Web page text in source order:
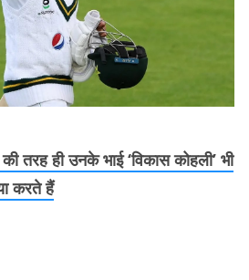
की तरह ही उनके भाई ‘विकास कोहली’ भी
करते हैं